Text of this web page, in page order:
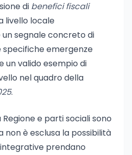
di benefici fiscali
livello locale
segnale concreto di
emergenze
un valido esempio di
nel quadro della
.
e parti sociali sono
non è esclusa la possibilità
prendano